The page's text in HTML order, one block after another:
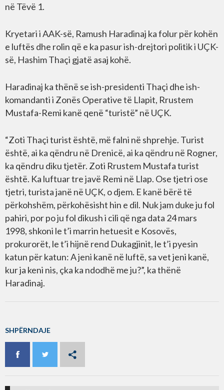
në Tëvë 1.
Kryetari i AAK-së, Ramush Haradinaj ka folur për kohën
e luftës dhe rolin që e ka pasur ish-drejtori politik i UÇK-
së, Hashim Thaçi gjatë asaj kohë.
Haradinaj ka thënë se ish-presidenti Thaçi dhe ish-
komandanti i Zonës Operative të Llapit, Rrustem
Mustafa-Remi kanë qenë “turistë” në UÇK.
“Zoti Thaçi turist është, më falni në shprehje. Turist
është, ai ka qëndru në Drenicë, ai ka qëndru në Rogner,
ka qëndru diku tjetër. Zoti Rrustem Mustafa turist
është. Ka luftuar tre javë Remi në Llap. Ose tjetri ose
tjetri, turista janë në UÇK, o djem. E kanë bërë të
përkohshëm, përkohësisht hin e dil. Nuk jam duke ju fol
pahiri, por po ju fol dikush i cili që nga data 24 mars
1998, shkoni le t’i marrin hetuesit e Kosovës,
prokurorët, le t’i hijnë rend Dukagjinit, le t’i pyesin
katun për katun: A jeni kanë në luftë, sa vet jeni kanë,
kur ja keni nis, çka ka ndodhë me ju?”, ka thënë
Haradinaj.
SHPËRNDAJE